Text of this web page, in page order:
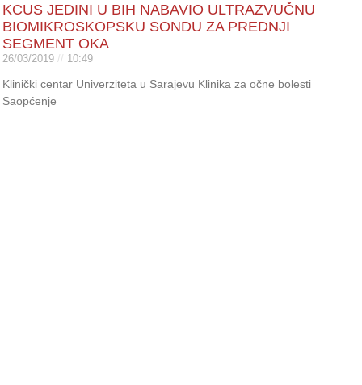
KCUS JEDINI U BIH NABAVIO ULTRAZVUČNU
BIOMIKROSKOPSKU SONDU ZA PREDNJI
SEGMENT OKA
26/03/2019 10:49
Klinički centar Univerziteta u Sarajevu Klinika za očne bolesti
Saopćenje